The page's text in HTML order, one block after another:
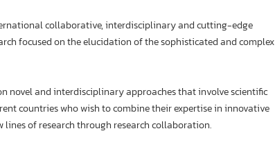
collaborative, interdisciplinary and cutting-edge
focused on the elucidation of the sophisticated and complex
novel and interdisciplinary approaches that involve scientific
countries who wish to combine their expertise in innovative
of research through research collaboration.